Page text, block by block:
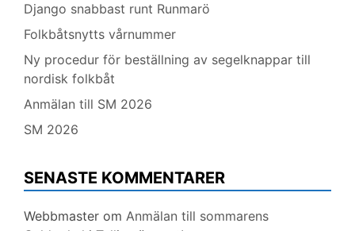
Django snabbast runt Runmarö
Folkbåtsnytts vårnummer
Ny procedur för beställning av segelknappar till
nordisk folkbåt
Anmälan till SM 2026
SM 2026
SENASTE KOMMENTARER
Webbmaster om Anmälan till sommarens